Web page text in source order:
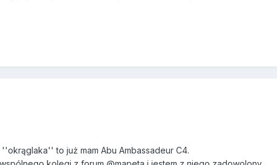
to już mam Abu Ambassadeur C4.